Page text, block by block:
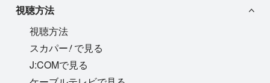
視聴方法
視聴方法
スカパー!で見る
J:COMで見る